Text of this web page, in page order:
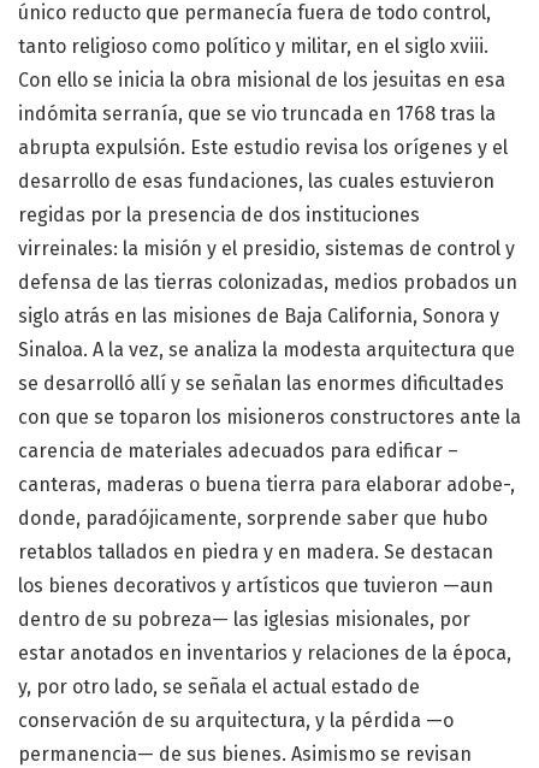
único reducto que permanecía fuera de todo control,
tanto religioso como político y militar, en el siglo xviii.
Con ello se inicia la obra misional de los jesuitas en esa
indómita serranía, que se vio truncada en 1768 tras la
abrupta expulsión. Este estudio revisa los orígenes y el
desarrollo de esas fundaciones, las cuales estuvieron
regidas por la presencia de dos instituciones
virreinales: la misión y el presidio, sistemas de control y
defensa de las tierras colonizadas, medios probados un
siglo atrás en las misiones de Baja California, Sonora y
Sinaloa. A la vez, se analiza la modesta arquitectura que
se desarrolló allí y se señalan las enormes dificultades
con que se toparon los misioneros constructores ante la
carencia de materiales adecuados para edificar –
canteras, maderas o buena tierra para elaborar adobe-,
donde, paradójicamente, sorprende saber que hubo
retablos tallados en piedra y en madera. Se destacan
los bienes decorativos y artísticos que tuvieron —aun
dentro de su pobreza— las iglesias misionales, por
estar anotados en inventarios y relaciones de la época,
y, por otro lado, se señala el actual estado de
conservación de su arquitectura, y la pérdida —o
permanencia— de sus bienes. Asimismo se revisan